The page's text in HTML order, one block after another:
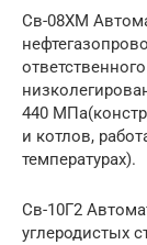
Св-08ХМ
440
и котлов,
температурах).
Св-10Г2
углеродистых